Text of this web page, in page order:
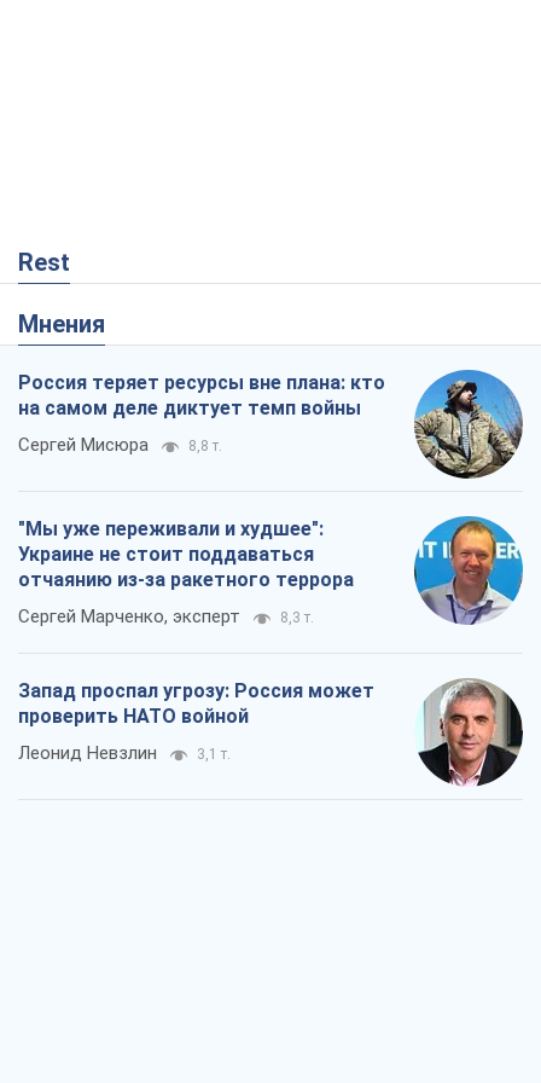
Rest
Мнения
Россия теряет ресурсы вне плана: кто
на самом деле диктует темп войны
Сергей Мисюра 8,8 т.
"Мы уже переживали и худшее":
Украине не стоит поддаваться
отчаянию из-за ракетного террора
Сергей Марченко, эксперт 8,3 т.
Запад проспал угрозу: Россия может
проверить НАТО войной
Леонид Невзлин 3,1 т.